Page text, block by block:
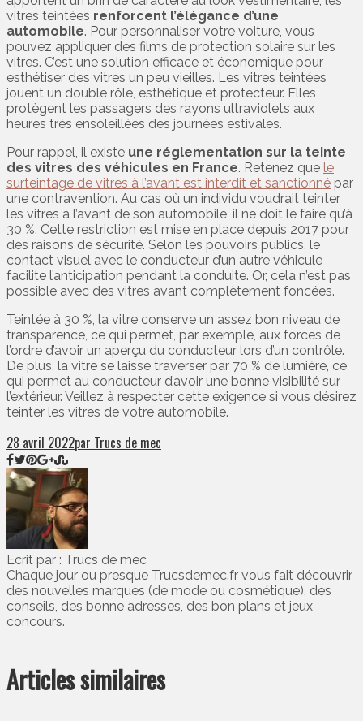
vitres teintées renforcent l’élégance d’une
automobile. Pour personnaliser votre voiture, vous
pouvez appliquer des films de protection solaire sur les
vitres. C’est une solution efficace et économique pour
esthétiser des vitres un peu vieilles. Les vitres teintées
jouent un double rôle, esthétique et protecteur. Elles
protègent les passagers des rayons ultraviolets aux
heures très ensoleillées des journées estivales.
Pour rappel, il existe une réglementation sur la teinte
des vitres des véhicules en France. Retenez que le
surteintage de vitres à l’avant est interdit et sanctionné par
une contravention. Au cas où un individu voudrait teinter
les vitres à l’avant de son automobile, il ne doit le faire qu’à
30 %. Cette restriction est mise en place depuis 2017 pour
des raisons de sécurité. Selon les pouvoirs publics, le
contact visuel avec le conducteur d’un autre véhicule
facilite l’anticipation pendant la conduite. Or, cela n’est pas
possible avec des vitres avant complètement foncées.
Teintée à 30 %, la vitre conserve un assez bon niveau de
transparence, ce qui permet, par exemple, aux forces de
l’ordre d’avoir un aperçu du conducteur lors d’un contrôle.
De plus, la vitre se laisse traverser par 70 % de lumière, ce
qui permet au conducteur d’avoir une bonne visibilité sur
l’extérieur. Veillez à respecter cette exigence si vous désirez
teinter les vitres de votre automobile.
28 avril 2022par Trucs de mec
Ecrit par : Trucs de mec
Chaque jour ou presque Trucsdemec.fr vous fait découvrir
des nouvelles marques (de mode ou cosmétique), des
conseils, des bonne adresses, des bon plans et jeux
concours.
Articles similaires